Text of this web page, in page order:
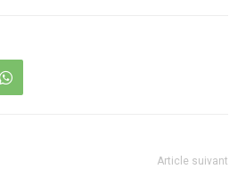
Article suivant